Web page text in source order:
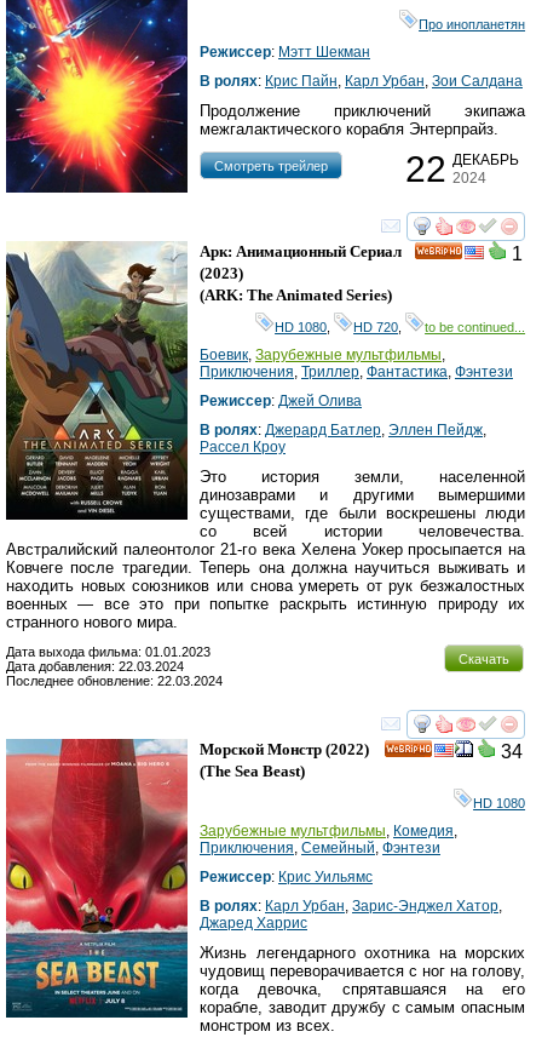
Про инопланетян
Режиссер: Мэтт Шекман
В ролях: Крис Пайн, Карл Урбан, Зои Салдана
Продолжение приключений экипажа
межгалактического корабля Энтерпрайз.
22 ДЕКАБРЬ
2024
Cмотреть трейлер
смотреть
1
Арк: Анимационный Сериал
(2023)
(ARK: The Animated Series)
HD 1080 HD 720 to be continued...
Боевик, Зарубежные мультфильмы,
Приключения, Триллер, Фантастика, Фэнтези
Режиссер: Джей Олива
В ролях: Джерард Батлер, Эллен Пейдж,
Рассел Кроу
Это история земли, населенной
динозаврами и другими вымершими
существами, где были воскрешены люди
со всей истории человечества.
Австралийский палеонтолог 21-го века Хелена Уокер просыпается на
Ковчеге после трагедии. Теперь она должна научиться выживать и
находить новых союзников или снова умереть от рук безжалостных
военных — все это при попытке раскрыть истинную природу их
странного нового мира.
Скачать
Дата выхода фильма: 01.01.2023
Дата добавления: 22.03.2024
Последнее обновление: 22.03.2024
смотреть
34
Морской Монстр (2022)
(The Sea Beast)
HD 1080
Зарубежные мультфильмы, Комедия,
Приключения, Семейный, Фэнтези
Режиссер: Крис Уильямс
В ролях: Карл Урбан, Зарис-Энджел Хатор,
Джаред Харрис
Жизнь легендарного охотника на морских
чудовищ переворачивается с ног на голову,
когда девочка, спрятавшаяся на его
корабле, заводит дружбу с самым опасным
монстром из всех.